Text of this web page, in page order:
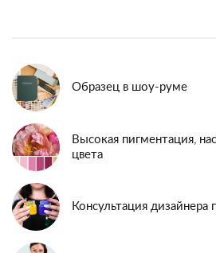
Образец в шоу-руме
Высокая пигментация,
цвета
Консультация дизайнера